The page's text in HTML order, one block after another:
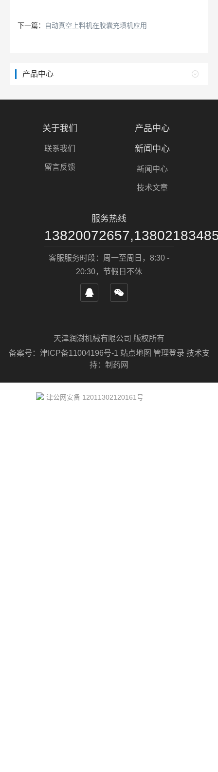
下一篇： 自动真空上料机在胶囊充填机应用
产品中心
关于我们
联系我们
留言反馈
产品中心
新闻中心
新闻中心
技术文章
服务热线
客服服务时段：周一至周日，8:30 -
20:30，节假日不休
天津润澍机械有限公司 版权所有
备案号： 津ICP备11004196号-1 站点地图 管理登录 技术支
持： 制药网
津公网安备 12011302120161号